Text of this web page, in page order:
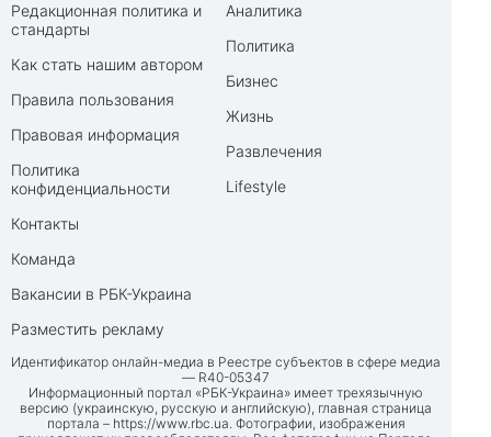
Редакционная политика и
стандарты
Как стать нашим автором
Правила пользования
Правовая информация
Политика
конфиденциальности
Контакты
Команда
Вакансии в РБК-Украина
Разместить рекламу
Аналитика
Политика
Бизнес
Жизнь
Развлечения
Lifestyle
Идентификатор онлайн-медиа в Реестре субъектов в сфере медиа
— R40-05347
Информационный портал «РБК-Украина» имеет трехязычную
версию (украинскую, русскую и английскую), главная страница
портала – https://www.rbc.ua. Фотографии, изображения